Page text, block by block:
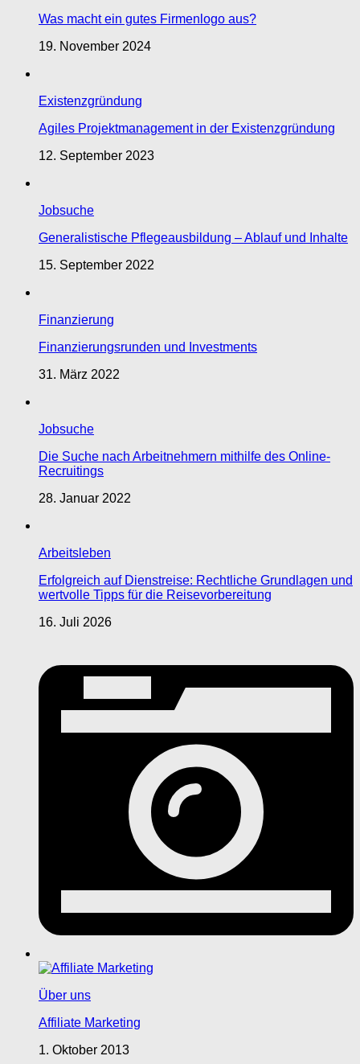
Was macht ein gutes Firmenlogo aus?
19. November 2024
Existenzgründung
Agiles Projektmanagement in der Existenzgründung
12. September 2023
Jobsuche
Generalistische Pflegeausbildung – Ablauf und Inhalte
15. September 2022
Finanzierung
Finanzierungsrunden und Investments
31. März 2022
Jobsuche
Die Suche nach Arbeitnehmern mithilfe des Online-
Recruitings
28. Januar 2022
Arbeitsleben
Erfolgreich auf Dienstreise: Rechtliche Grundlagen und
wertvolle Tipps für die Reisevorbereitung
16. Juli 2026
Über uns
Affiliate Marketing
1. Oktober 2013